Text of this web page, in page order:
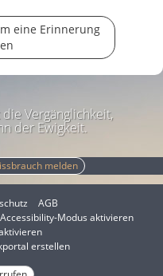
eine Erinnerung
Vergänglichkeit,
der Ewigkeit.
melden
AGB
IAccessibility-Modus aktivieren
erstellen